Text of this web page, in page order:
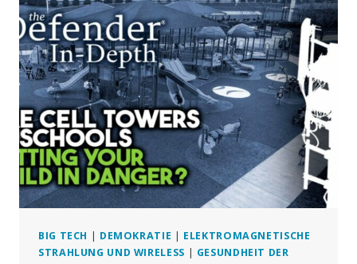
PANDEMIEVERTRAG
ZUMINDEST
VORLÄUFIG
GESCHEITERT
BIG TECH | DEMOKRATIE | ELEKTROMAGNETISCHE
STRAHLUNG UND WIRELESS | GESUNDHEIT DER